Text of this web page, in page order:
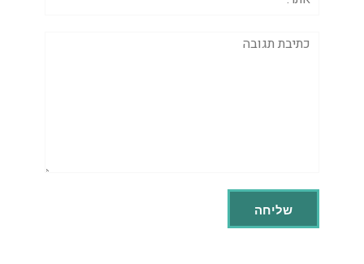
תגובה